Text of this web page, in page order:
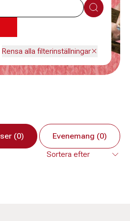
Sök
Rensa alla filterinställningar
(0) Evenemang (0)